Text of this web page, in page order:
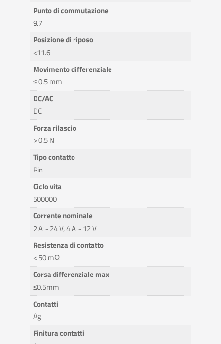
Punto di commutazione
9.7
Posizione di riposo
<11.6
Movimento differenziale
≤ 0.5 mm
DC/AC
DC
Forza rilascio
> 0.5 N
Tipo contatto
Pin
Ciclo vita
500000
Corrente nominale
2 A ~ 24 V, 4 A ~ 12 V
Resistenza di contatto
< 50 mΩ
Corsa differenziale max
≤0.5mm
Contatti
Ag
Finitura contatti